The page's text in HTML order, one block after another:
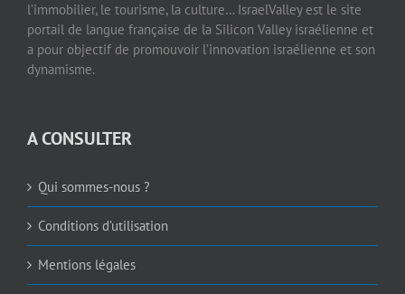
l’immobilier, le tourisme, la culture… IsraelValley est le site
portail de langue française de la Silicon Valley israélienne et
a pour objectif de promouvoir l’innovation israélienne et son
dynamisme.
A CONSULTER
Qui sommes-nous ?
Conditions d’utilisation
Mentions légales